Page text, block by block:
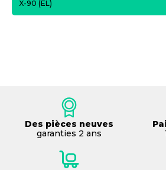
X-90 (EL)
Des pièces neuves
garanties 2 ans